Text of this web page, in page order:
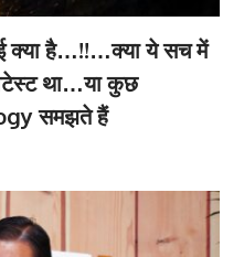
क्या है…!!…क्या ये सच में
था…या कुछ
समझते हैं